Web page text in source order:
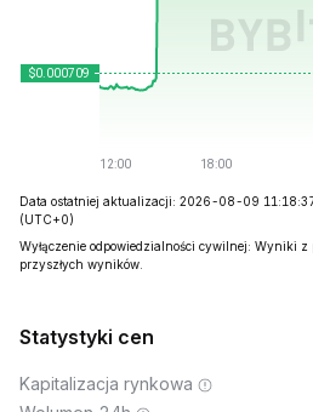
Data ostatniej aktualizacji: 2026-08-09
(UTC+0)
Wyłączenie odpowiedzialności cywilnej: Wyniki z
przyszłych wyników.
Statystyki cen
Kapitalizacja rynkowa